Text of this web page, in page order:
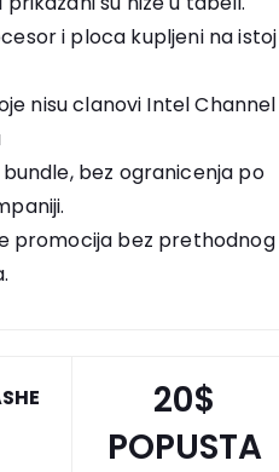
i ploca kupljeni na istoj
nisu clanovi Intel Channel
bez ogranicenja po
promocija bez prethodnog
20$
POPUSTA